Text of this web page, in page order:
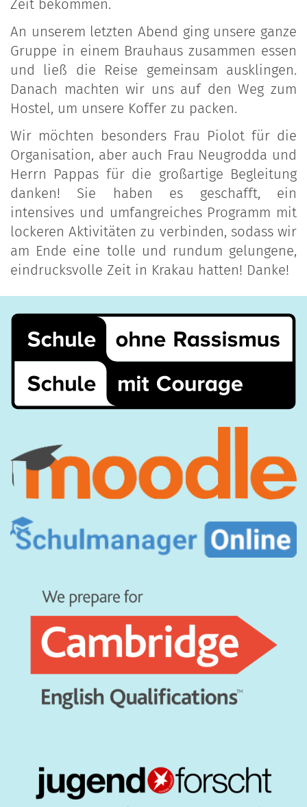
Zeit bekommen.
An unserem letzten Abend ging unsere ganze
Gruppe in einem Brauhaus zusammen essen
und ließ die Reise gemeinsam ausklingen.
Danach machten wir uns auf den Weg zum
Hostel, um unsere Koffer zu packen.
Wir möchten besonders Frau Piolot für die
Organisation, aber auch Frau Neugrodda und
Herrn Pappas für die großartige Begleitung
danken! Sie haben es geschafft, ein
intensives und umfangreiches Programm mit
lockeren Aktivitäten zu verbinden, sodass wir
am Ende eine tolle und rundum gelungene,
eindrucksvolle Zeit in Krakau hatten! Danke!